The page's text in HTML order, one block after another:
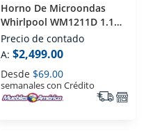
Horno De Microondas
Whirlpool WM1211D 1.1
Pies Silver
Precio de contado
A: $2,499.00
Desde $69.00
semanales con Crédito